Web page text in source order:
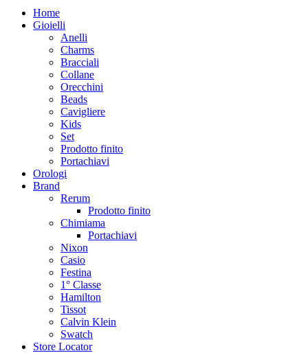
Home
Gioielli
Anelli
Charms
Bracciali
Collane
Orecchini
Beads
Cavigliere
Kids
Set
Prodotto finito
Portachiavi
Orologi
Brand
Rerum
Prodotto finito
Chimiama
Portachiavi
Nixon
Casio
Festina
1° Classe
Hamilton
Tissot
Calvin Klein
Swatch
Store Locator